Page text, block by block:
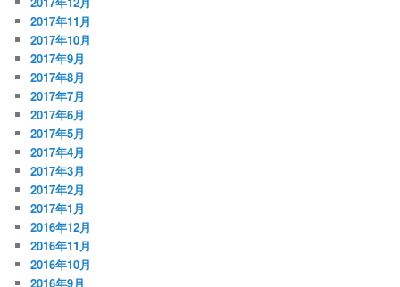
2017年11月
2017年10月
2017年9月
2017年8月
2017年7月
2017年6月
2017年5月
2017年4月
2017年3月
2017年2月
2017年1月
2016年12月
2016年11月
2016年10月
2016年9月